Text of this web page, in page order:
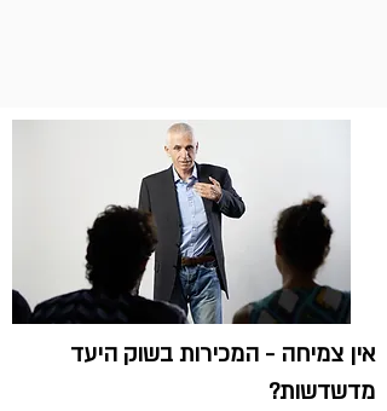
אין צמיחה - המכירות בשוק היעד
מדשדשות?